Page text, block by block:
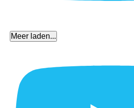
Meer laden...